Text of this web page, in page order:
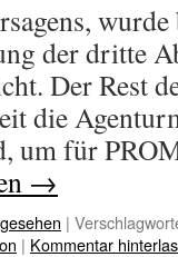
der dritte
Der Rest
die
um für
→
|
| Kommentar